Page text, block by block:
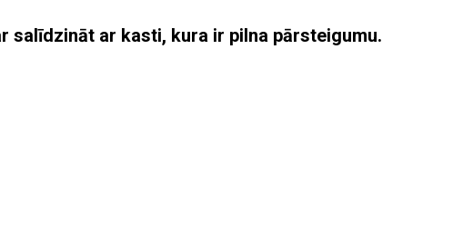
salīdzināt ar kasti, kura ir pilna pārsteigumu.